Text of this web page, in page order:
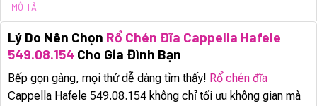
MÔ TẢ
Lý Do Nên Chọn Rổ Chén Đĩa Cappella Hafele
549.08.154 Cho Gia Đình Bạn
Bếp gọn gàng, mọi thứ dễ dàng tìm thấy! Rổ chén đĩa
Cappella Hafele 549.08.154 không chỉ tối ưu không gian mà